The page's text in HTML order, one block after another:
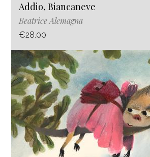
Addio, Biancaneve
Beatrice Alemagna
€28.00